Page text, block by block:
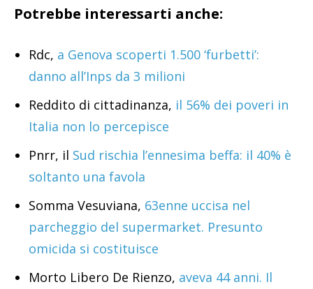
Potrebbe interessarti anche:
Rdc, a Genova scoperti 1.500 ‘furbetti’:
danno all’Inps da 3 milioni
Reddito di cittadinanza, il 56% dei poveri in
Italia non lo percepisce
Pnrr, il Sud rischia l’ennesima beffa: il 40% è
soltanto una favola
Somma Vesuviana, 63enne uccisa nel
parcheggio del supermarket. Presunto
omicida si costituisce
Morto Libero De Rienzo, aveva 44 anni. Il